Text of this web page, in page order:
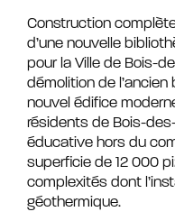
Construction
d’une nouvelle
pour la Ville de Bois-
démolition de
nouvel édifice
résidents de Bois-
éducative hors du
superficie de 12 000
complexités dont
géothermique.